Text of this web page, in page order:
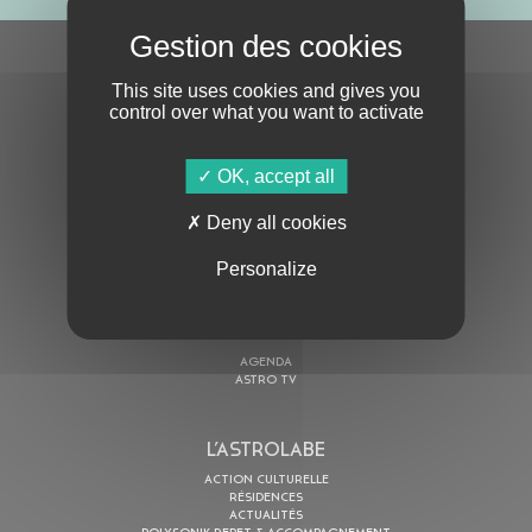
AGENDA
ASTRO TV
L’ASTROLABE
ACTION CULTURELLE
RÉSIDENCES
ACTUALITÉS
This site uses cookies and gives you
control over what you want to activate
OK, accept all
Deny all cookies
Personalize